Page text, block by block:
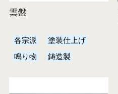
雲盤
各宗派
塗装仕上げ
鳴り物
鋳造製